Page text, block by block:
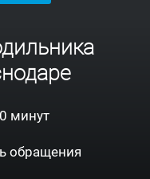
минут
обращения